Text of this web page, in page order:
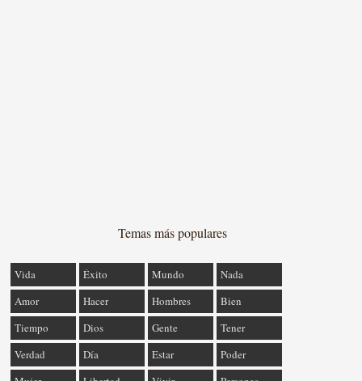
Temas más populares
Vida Éxito Mundo
Nada
Amor
Hacer Hombres
Bien
Tiempo
Dios Gente
Tener
Verdad
Día Estar
Poder